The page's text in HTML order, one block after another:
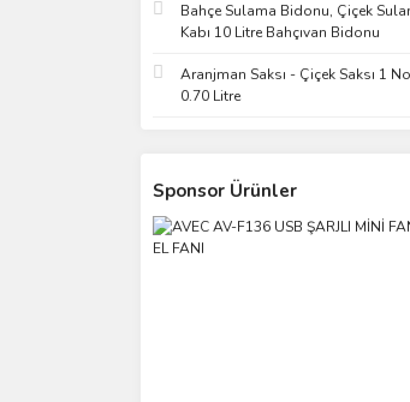
Bahçe Sulama Bidonu, Çiçek
Kabı 10 Litre Bahçıvan Bidonu
Aranjman Saksı - Çiçek Saksı 1 No
0.70 Litre
Sponsor Ürünler